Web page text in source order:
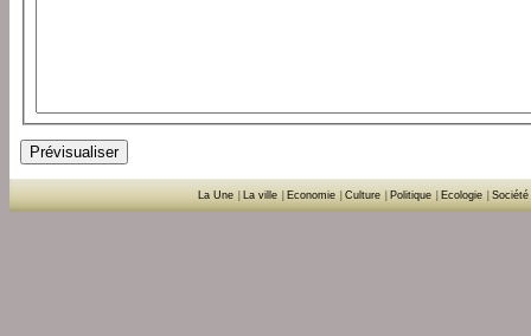
La Une La ville Economie Culture Politique Ecologie Société